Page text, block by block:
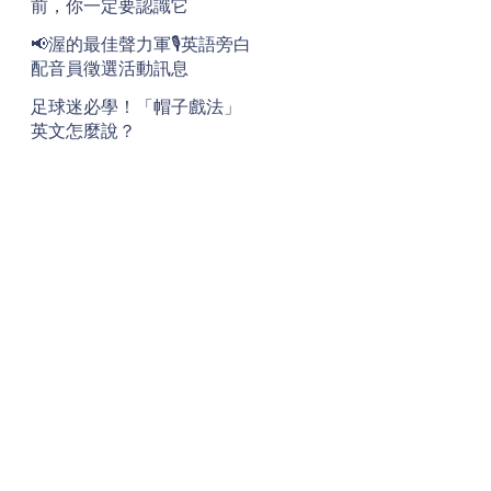
前，你一定要認識它
📢渥的最佳聲力軍🎙️英語旁白
配音員徵選活動訊息
足球迷必學！「帽子戲法」
英文怎麼說？